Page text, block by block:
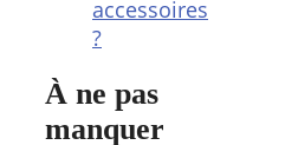
accessoires
?
À ne pas
manquer